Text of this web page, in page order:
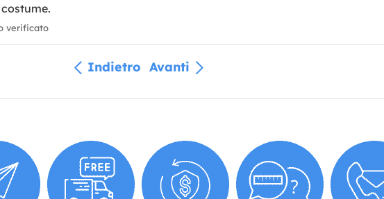
verificato
Indietro Avanti